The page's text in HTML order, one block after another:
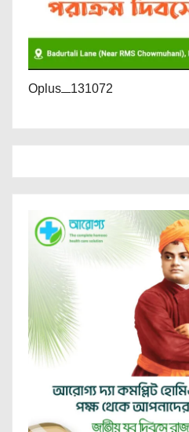
Oplus_131072